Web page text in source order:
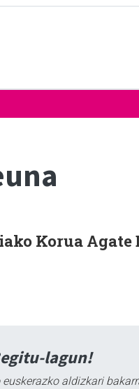
Korua
lagun!
aldizkari